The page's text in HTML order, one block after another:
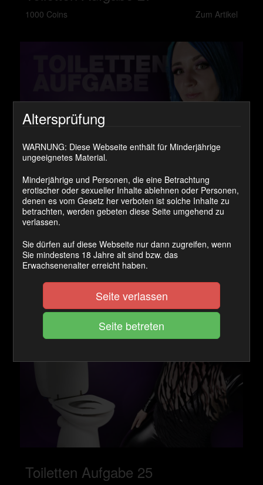
1000 Coins Zum Artikel
1000 Coins
Toiletten Aufgabe 25
Altersprüfung
WARNUNG: Diese Webseite enthält für Minderjährige
ungeeignetes Material.
Minderjährige und Personen, die eine Betrachtung
erotischer oder sexueller Inhalte ablehnen oder Personen,
denen es vom Gesetz her verboten ist solche Inhalte zu
betrachten, werden gebeten diese Seite umgehend zu
verlassen.
Sie dürfen auf diese Webseite nur dann zugreifen, wenn
Sie mindestens 18 Jahre alt sind bzw. das
Erwachsenenalter erreicht haben.
Seite verlassen